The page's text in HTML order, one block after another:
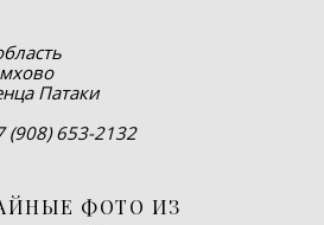
Патаки
(908) 653-2132
ФОТО ИЗ